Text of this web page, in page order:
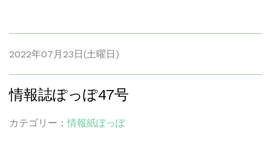
2022年07月23日(土曜日)
情報誌ぽっぽ47号
カテゴリー：情報紙ぽっぽ